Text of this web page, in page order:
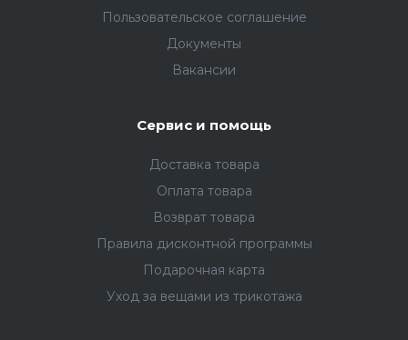
Пользовательское соглашение
Документы
Вакансии
Сервис и помощь
Доставка товара
Оплата товара
Возврат товара
Правила дисконтной программы
Подарочная карта
Уход за вещами из трикотажа